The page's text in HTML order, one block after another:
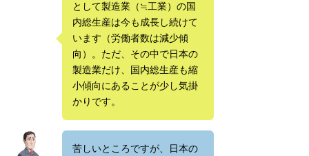
として製造業（≒工業）の国
内総生産は今も成長し続けて
います（労働者数は減少傾
向）。ただ、その中で日本の
製造業だけ、国内総生産も縮
小傾向にあることが少し気掛
かりです。
苦しいところですが、日本の